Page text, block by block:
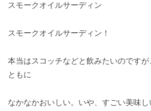
スモークオイルサーディン
スモークオイルサーディン！
本当はスコッチなどと飲みたいのですが
ともに
なかなかおいしい。いや、すごい美味